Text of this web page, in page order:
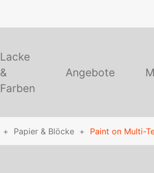
Lacke
&
Farben
Angebote
Papier & Blöcke Paint on Multi-